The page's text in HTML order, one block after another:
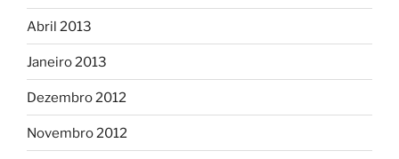
Abril 2013
Janeiro 2013
Dezembro 2012
Novembro 2012